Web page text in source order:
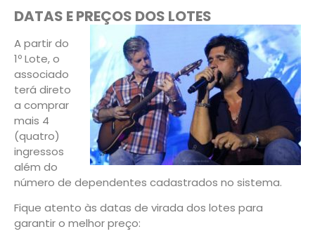
DATAS E PREÇOS DOS LOTES
A partir do
1º Lote, o
associado
terá direto
a comprar
mais 4
(quatro)
ingressos
além do
número de dependentes cadastrados no sistema.
Fique atento às datas de virada dos lotes para
garantir o melhor preço: